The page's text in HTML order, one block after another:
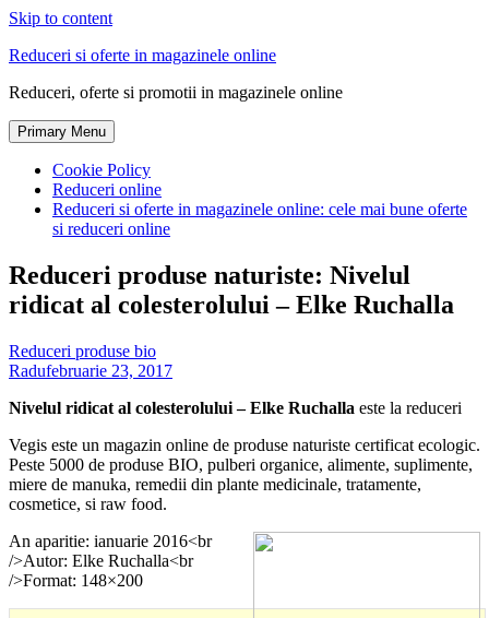
Skip to content
Reduceri si oferte in magazinele online
Reduceri, oferte si promotii in magazinele online
Primary Menu
Cookie Policy
Reduceri online
Reduceri si oferte in magazinele online: cele mai bune oferte
si reduceri online
Reduceri produse naturiste: Nivelul
ridicat al colesterolului – Elke Ruchalla
Reduceri produse bio
Radufebruarie 23, 2017
Nivelul ridicat al colesterolului – Elke Ruchalla este la reduceri
Vegis este un magazin online de produse naturiste certificat ecologic.
Peste 5000 de produse BIO, pulberi organice, alimente, suplimente,
miere de manuka, remedii din plante medicinale, tratamente,
cosmetice, si raw food.
An aparitie: ianuarie 2016<br
/>Autor: Elke Ruchalla<br
/>Format: 148×200